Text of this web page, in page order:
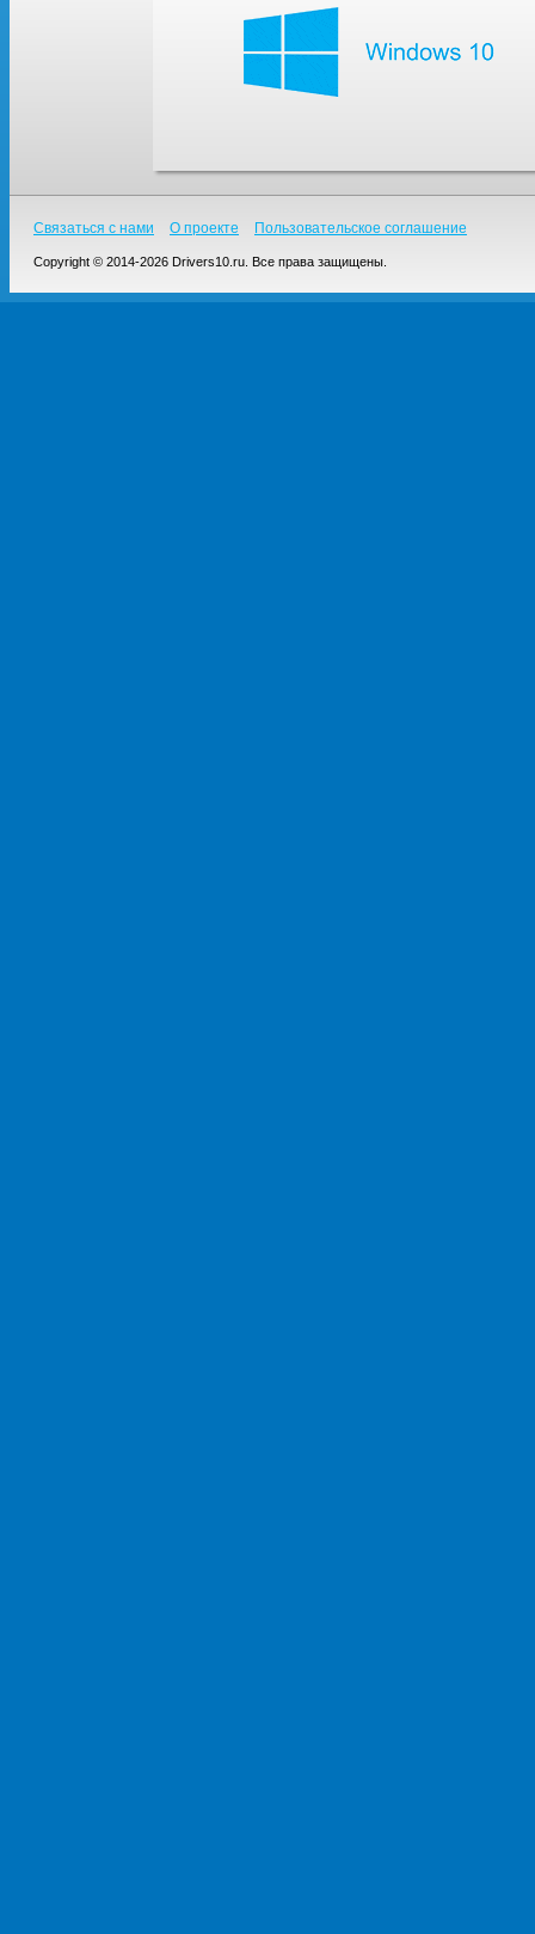
Связаться с нами О проекте Пользовательское соглашение
Copyright © 2014-2026 Drivers10.ru. Все права защищены.